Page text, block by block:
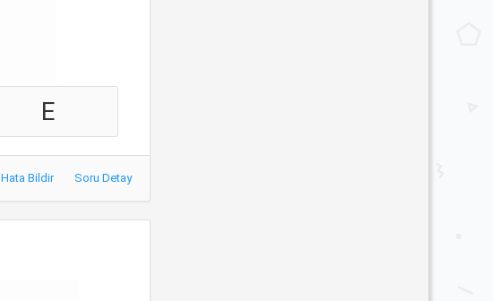
E
Hata Bildir Soru Detay